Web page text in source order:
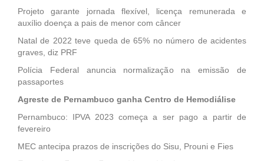
Projeto garante jornada flexível, licença remunerada e
auxílio doença a pais de menor com câncer
Natal de 2022 teve queda de 65% no número de acidentes
graves, diz PRF
Polícia Federal anuncia normalização na emissão de
passaportes
Agreste de Pernambuco ganha Centro de Hemodiálise
Pernambuco: IPVA 2023 começa a ser pago a partir de
fevereiro
MEC antecipa prazos de inscrições do Sisu, Prouni e Fies